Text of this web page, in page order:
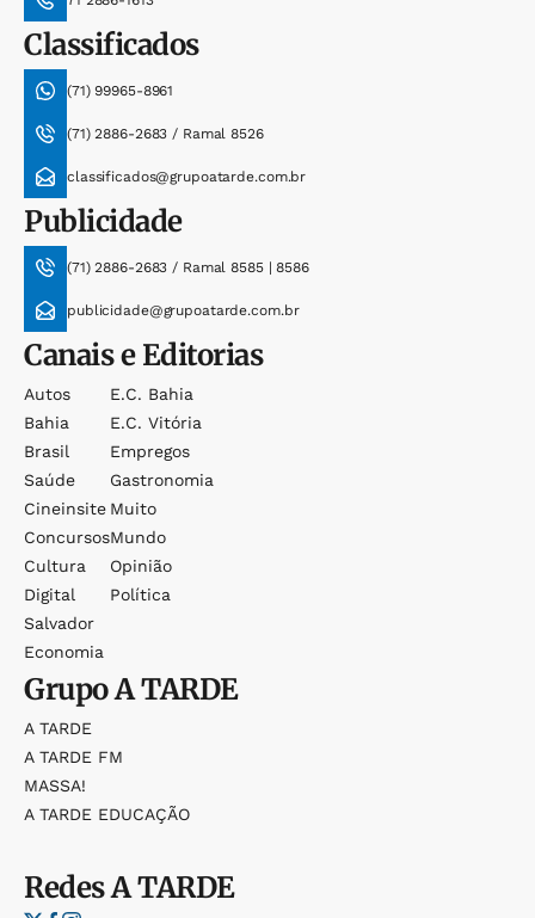
Classificados
(71) 99965-8961
(71) 2886-2683 / Ramal 8526
classificados@grupoatarde.com.br
Publicidade
(71) 2886-2683 / Ramal 8585 | 8586
publicidade@grupoatarde.com.br
Canais e Editorias
Autos
Bahia
Brasil
Saúde
Cineinsite
Concursos
Cultura
Digital
Salvador
Economia
E.c. Bahia
E.c. Vitória
Empregos
Gastronomia
Muito
Mundo
Opinião
Política
GrupoA TARDE
A TARDE
A TARDE FM
MASSA!
A TARDE EDUCAÇÃO
RedesA TARDE